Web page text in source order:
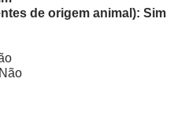
de origem animal): Sim